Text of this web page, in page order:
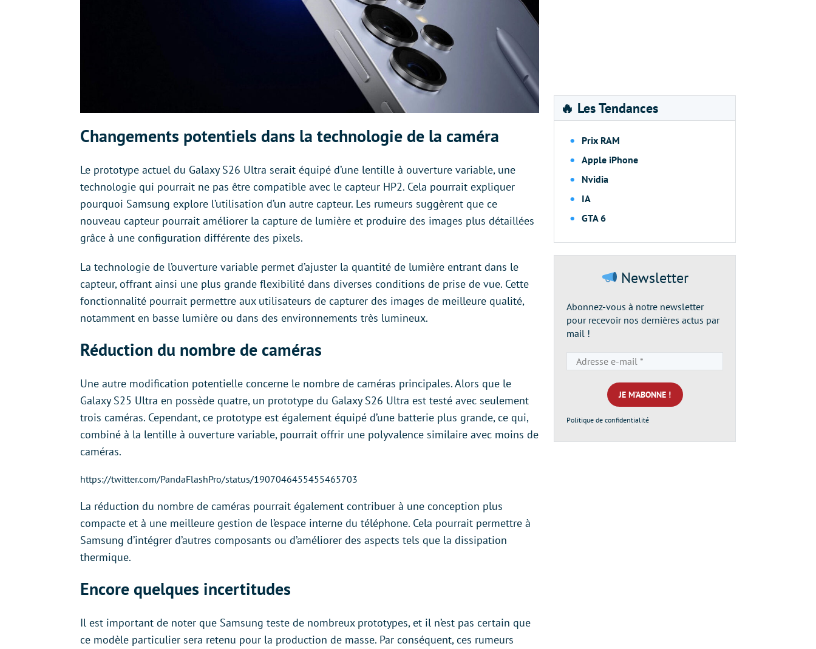
Changements potentiels dans la technologie de la caméra
Le prototype actuel du Galaxy S26 Ultra serait équipé d’une lentille à ouverture variable, une
technologie qui pourrait ne pas être compatible avec le capteur HP2. Cela pourrait expliquer
pourquoi Samsung explore l’utilisation d’un autre capteur. Les rumeurs suggèrent que ce
nouveau capteur pourrait améliorer la capture de lumière et produire des images plus détaillées
grâce à une configuration différente des pixels.
La technologie de l’ouverture variable permet d’ajuster la quantité de lumière entrant dans le
capteur, offrant ainsi une plus grande flexibilité dans diverses conditions de prise de vue. Cette
fonctionnalité pourrait permettre aux utilisateurs de capturer des images de meilleure qualité,
notamment en basse lumière ou dans des environnements très lumineux.
Réduction du nombre de caméras
Une autre modification potentielle concerne le nombre de caméras principales. Alors que le
Galaxy S25 Ultra en possède quatre, un prototype du Galaxy S26 Ultra est testé avec seulement
trois caméras. Cependant, ce prototype est également équipé d’une batterie plus grande, ce qui,
combiné à la lentille à ouverture variable, pourrait offrir une polyvalence similaire avec moins de
caméras.
https://twitter.com/PandaFlashPro/status/1907046455455465703
La réduction du nombre de caméras pourrait également contribuer à une conception plus
compacte et à une meilleure gestion de l’espace interne du téléphone. Cela pourrait permettre à
Samsung d’intégrer d’autres composants ou d’améliorer des aspects tels que la dissipation
thermique.
Encore quelques incertitudes
Il est important de noter que Samsung teste de nombreux prototypes, et il n’est pas certain que
ce modèle particulier sera retenu pour la production de masse. Par conséquent, ces rumeurs
🔥 Les Tendances
Prix RAM
Apple iPhone
Nvidia
IA
GTA 6
Newsletter
Abonnez-vous à notre newsletter
pour recevoir nos dernières actus par
mail !
e-
mail
*
Politique de confidentialité